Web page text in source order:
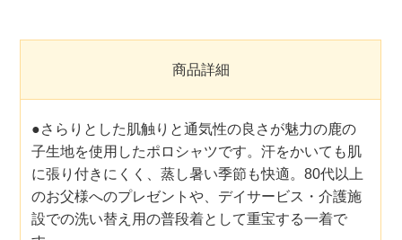
商品詳細
●さらりとした肌触りと通気性の良さが魅力の鹿の
子生地を使用したポロシャツです。汗をかいても肌
に張り付きにくく、蒸し暑い季節も快適。80代以上
のお父様へのプレゼントや、デイサービス・介護施
設での洗い替え用の普段着として重宝する一着で